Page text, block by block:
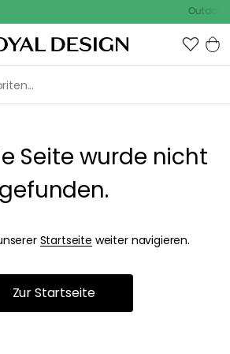
Outdoor
Seite wurde nicht
gefunden.
Startseite weiter navigieren.
Zur Startseite